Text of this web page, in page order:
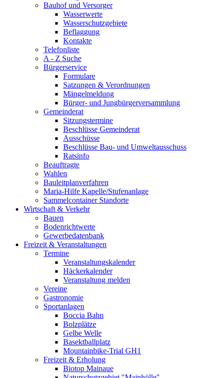
Bauhof und Versorger
Wasserwerte
Wasserschutzgebiete
Beflaggung
Kontakte
Telefonliste
A - Z Suche
Bürgerservice
Formulare
Satzungen & Verordnungen
Mängelmeldung
Bürger- und Jungbürgerversammlung
Gemeinderat
Sitzungstermine
Beschlüsse Gemeinderat
Ausschüsse
Beschlüsse Bau- und Umweltausschuss
Ratsinfo
Beauftragte
Wahlen
Bauleitplanverfahren
Maria-Hilfe Kapelle/Stufenanlage
Sammelcontainer Standorte
Wirtschaft & Verkehr
Bauen
Bodenrichtwerte
Gewerbedatenbank
Freizeit & Veranstaltungen
Termine
Veranstaltungskalender
Häckerkalender
Veranstaltung melden
Vereine
Gastronomie
Sportanlagen
Boccia Bahn
Bolzplätze
Gelbe Welle
Basektballplatz
Mountainbike-Trial GH1
Freizeit & Erholung
Biotop Mainaue